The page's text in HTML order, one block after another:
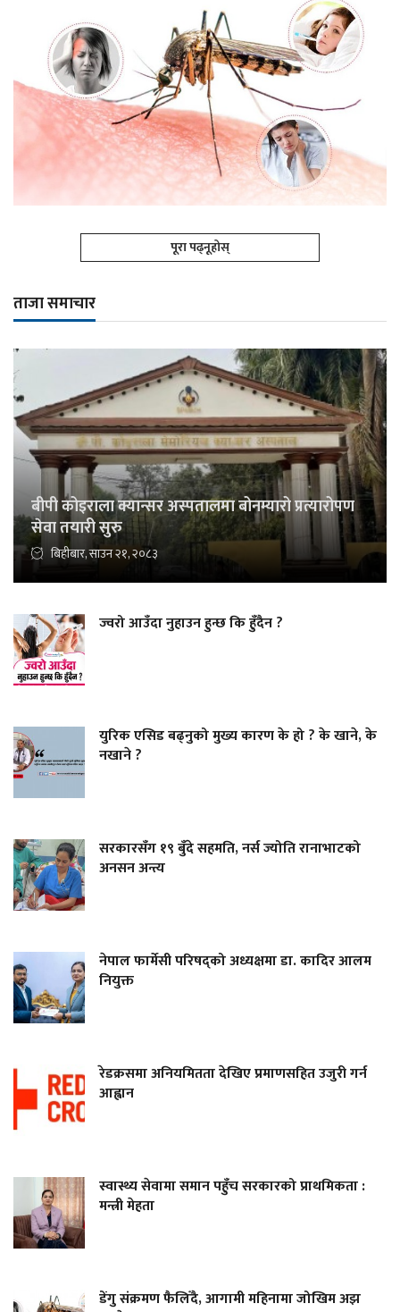
पूरा पढ्नूहोस्
ताजा समाचार
बीपी कोइराला क्यान्सर अस्पतालमा बोनम्यारो प्रत्यारोपण
सेवा तयारी सुरु
बिहीबार, साउन २१, २०८३
ज्वरो आउँदा नुहाउन हुन्छ कि हुँदैन ?
युरिक एसिड बढ्नुको मुख्य कारण के हो ? के खाने, के
नखाने ?
सरकारसँग १९ बुँदे सहमति, नर्स ज्योति रानाभाटको
अनसन अन्त्य
नेपाल फार्मेसी परिषद्को अध्यक्षमा डा. कादिर आलम
नियुक्त
रेडक्रसमा अनियमितता देखिए प्रमाणसहित उजुरी गर्न
आह्वान
स्वास्थ्य सेवामा समान पहुँच सरकारको प्राथमिकता :
मन्त्री मेहता
डेंगु संक्रमण फैलिँदै, आगामी महिनामा जोखिम अझ